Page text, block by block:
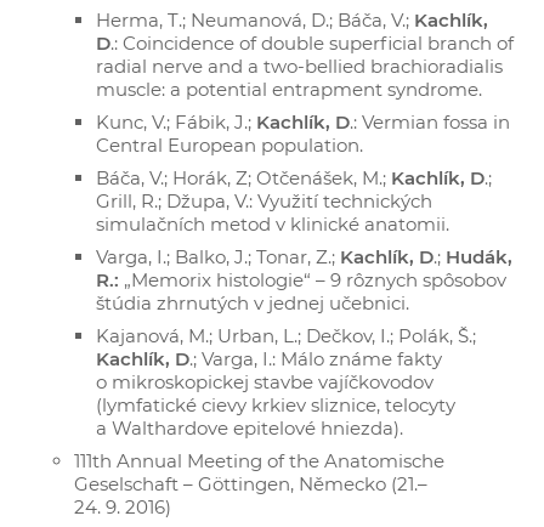
Herma, T.; Neumanová, D.; Báča, V.; Kachlík,
D.: Coincidence of double superficial branch of
radial nerve and a two-bellied brachioradialis
muscle: a potential entrapment syndrome.
Kunc, V.; Fábik, J.; Kachlík, D.: Vermian fossa in
Central European population.
Báča, V.; Horák, Z; Otčenášek, M.; Kachlík, D.;
Grill, R.; Džupa, V.: Využití technických
simulačních metod v klinické anatomii.
Varga, I.; Balko, J.; Tonar, Z.; Kachlík, D.; Hudák,
R.: „Memorix histologie“ – 9 rôznych spôsobov
štúdia zhrnutých v jednej učebnici.
Kajanová, M.; Urban, L.; Dečkov, I.; Polák, Š.;
Kachlík, D.; Varga, I.: Málo známe fakty
o mikroskopickej stavbe vajíčkovodov
(lymfatické cievy krkiev sliznice, telocyty
a Walthardove epitelové hniezda).
111th Annual Meeting of the Anatomische
Geselschaft – Göttingen, Německo (21.–
24. 9. 2016)